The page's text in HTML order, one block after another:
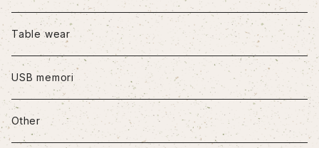
iPhone12/12Pro
iPhone12mini
iPhone12Pro Max
Table wear
USB memori
Other